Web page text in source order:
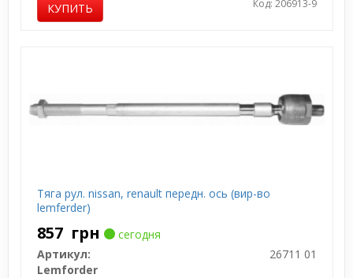
КУПИТЬ Код: 206913-9
Тяга рул. nissan, renault передн. ось (вир-во
lemferder)
857 грн
сегодня
Артикул:
26711 01
Lemforder